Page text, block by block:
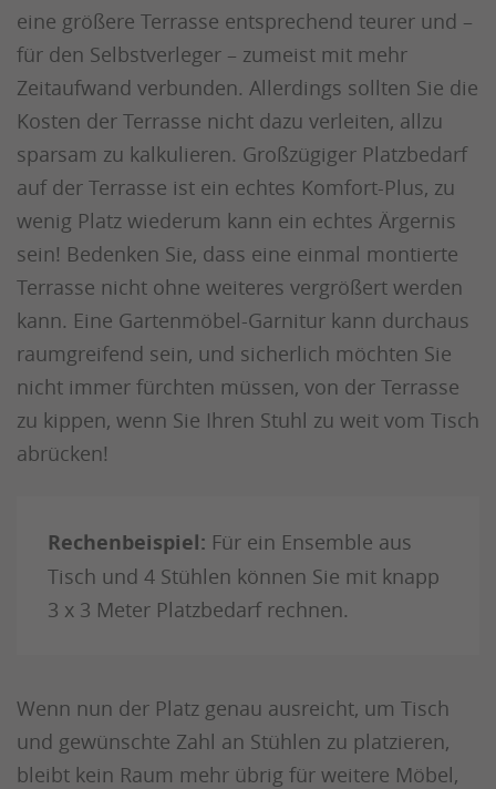
eine größere Terrasse entsprechend teurer und –
für den Selbstverleger – zumeist mit mehr
Zeitaufwand verbunden. Allerdings sollten Sie die
Kosten der Terrasse nicht dazu verleiten, allzu
sparsam zu kalkulieren. Großzügiger Platzbedarf
auf der Terrasse ist ein echtes Komfort-Plus, zu
wenig Platz wiederum kann ein echtes Ärgernis
sein! Bedenken Sie, dass eine einmal montierte
Terrasse nicht ohne weiteres vergrößert werden
kann. Eine Gartenmöbel-Garnitur kann durchaus
raumgreifend sein, und sicherlich möchten Sie
nicht immer fürchten müssen, von der Terrasse
zu kippen, wenn Sie Ihren Stuhl zu weit vom Tisch
abrücken!
Rechenbeispiel: Für ein Ensemble aus
Tisch und 4 Stühlen können Sie mit knapp
3 x 3 Meter Platzbedarf rechnen.
Wenn nun der Platz genau ausreicht, um Tisch
und gewünschte Zahl an Stühlen zu platzieren,
bleibt kein Raum mehr übrig für weitere Möbel,